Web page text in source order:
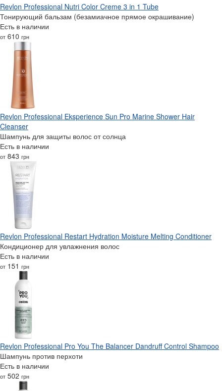
Revlon Professional Nutri Color Creme 3 in 1 Tube
Тонирующий бальзам (безамиачное прямое окрашивание)
Есть в наличии
от 610 грн
Revlon Professional Eksperience Sun Pro Marine Shower Hair
Cleanser
Шампунь для защиты волос от солнца
Есть в наличии
от 843 грн
Revlon Professional Restart Hydration Moisture Melting Conditioner
Кондиционер для увлажнения волос
Есть в наличии
от 151 грн
Revlon Professional Pro You The Balancer Dandruff Control Shampoo
Шампунь против перхоти
Есть в наличии
от 502 грн